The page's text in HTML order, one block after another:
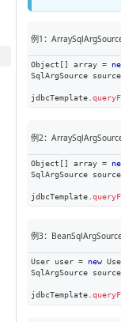
例1：
Object array =
SqlArgSource source
jdbcTemplate.
例2：
Object [] array =
SqlArgSource source
jdbcTemplate.
例3：
User user = new
SqlArgSource source
jdbcTemplate.